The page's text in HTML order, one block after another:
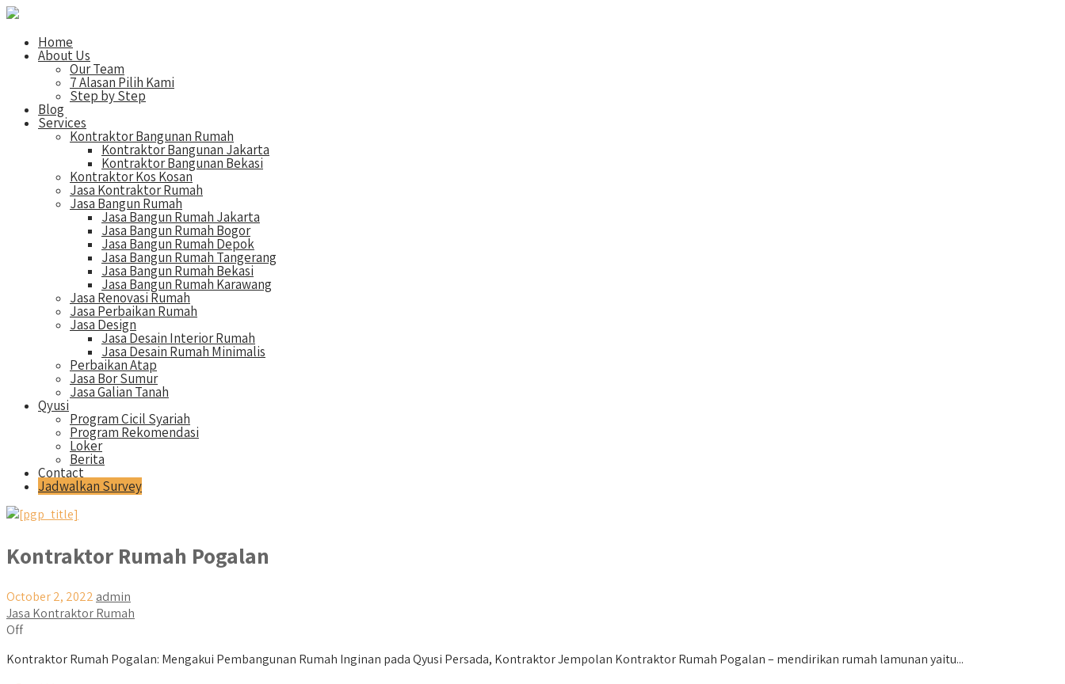
Home
About Us
Our Team
7 Alasan Pilih Kami
Step by Step
Blog
Services
Kontraktor Bangunan Rumah
Kontraktor Bangunan Jakarta
Kontraktor Bangunan Bekasi
Kontraktor Kos Kosan
Jasa Kontraktor Rumah
Jasa Bangun Rumah
Jasa Bangun Rumah Jakarta
Jasa Bangun Rumah Bogor
Jasa Bangun Rumah Depok
Jasa Bangun Rumah Tangerang
Jasa Bangun Rumah Bekasi
Jasa Bangun Rumah Karawang
Jasa Renovasi Rumah
Jasa Perbaikan Rumah
Jasa Design
Jasa Desain Interior Rumah
Jasa Desain Rumah Minimalis
Perbaikan Atap
Jasa Bor Sumur
Jasa Galian Tanah
Qyusi
Program Cicil Syariah
Program Rekomendasi
Loker
Berita
Contact
Jadwalkan Survey
Kontraktor Rumah Pogalan
October 2, 2022 admin
Jasa Kontraktor Rumah
Off
Kontraktor Rumah Pogalan: Mengakui Pembangunan Rumah Inginan pada Qyusi Persada, Kontraktor Jempolan Kontraktor Rumah Pogalan – mendirikan rumah lamunan yaitu...